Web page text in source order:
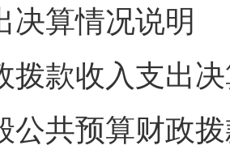
决算情况说明
拨款收入支出
公共预算财政